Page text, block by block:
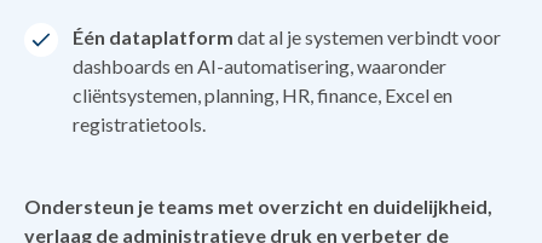
Één dataplatform dat al je systemen verbindt voor
dashboards en AI-automatisering, waaronder
cliëntsystemen, planning, HR, finance, Excel en
registratietools.
Ondersteun je teams met overzicht en duidelijkheid,
verlaag de administratieve druk en verbeter de